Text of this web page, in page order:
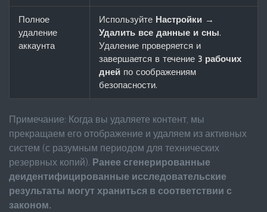
Полное
удаление
аккаунта
Используйте Настройки →
Удалить все данные и сны.
Удаление проверяется и
завершается в течение 3 рабочих
дней по соображениям
безопасности.
Примечание: Когда вы удаляете контент, мы
прекращаем его отображение и удаляем из активных
систем (с разумным периодом для технических
резервных копий). Ранее сгенерированные
деидентифицированные исследовательские
результаты могут храниться в соответствии с
законом.